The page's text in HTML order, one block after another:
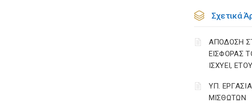
Σχετικά
ΑΠΟΔΟΣΗ
ΕΙΣΦΟΡΑΣ
ΙΣΧΥΕΙ,
ΥΠ.
ΜΙΣΘΩΤΩΝ